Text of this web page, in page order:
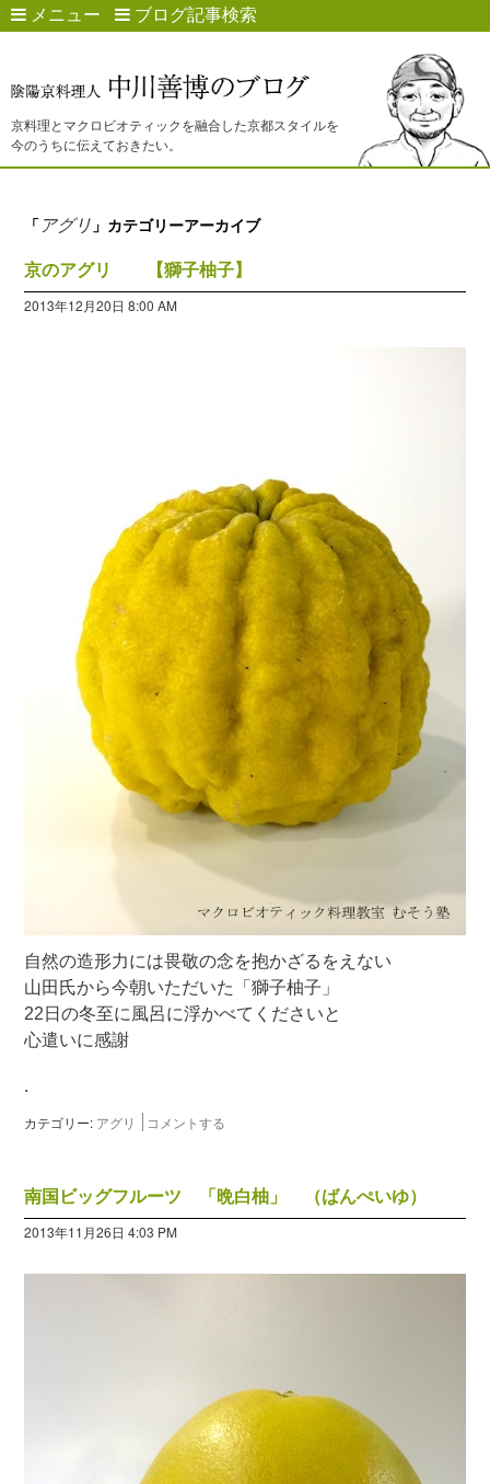
メニュー ブログ記事検索
京料理とマクロビオティックを融合した京都スタイルを
今のうちに伝えておきたい。
「 アグリ 」カテゴリーアーカイブ
京のアグリ 【獅子柚子】
2013年12月20日 8:00 AM
自然の造形力には畏敬の念を抱かざるをえない
山田氏から今朝いただいた「獅子柚子」
22日の冬至に風呂に浮かべてくださいと
心遣いに感謝
.
カテゴリー: アグリ コメントする
南国ビッグフルーツ 「晩白柚」 （ばんぺいゆ）
2013年11月26日 4:03 PM